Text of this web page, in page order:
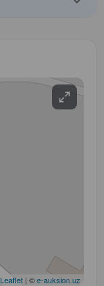
Leaflet | ©e-auksion.uz